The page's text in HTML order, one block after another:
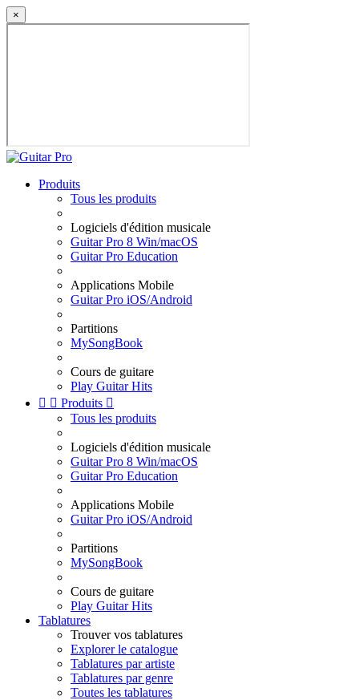
×
Produits
Tous les produits
Logiciels d'édition musicale
Guitar Pro 8 Win/macOS
Guitar Pro Education
Applications Mobile
Guitar Pro iOS/Android
Partitions
MySongBook
Cours de guitare
Play Guitar Hits
  Produits 
Tous les produits
Logiciels d'édition musicale
Guitar Pro 8 Win/macOS
Guitar Pro Education
Applications Mobile
Guitar Pro iOS/Android
Partitions
MySongBook
Cours de guitare
Play Guitar Hits
Tablatures
Trouver vos tablatures
Explorer le catalogue
Tablatures par artiste
Tablatures par genre
Toutes les tablatures